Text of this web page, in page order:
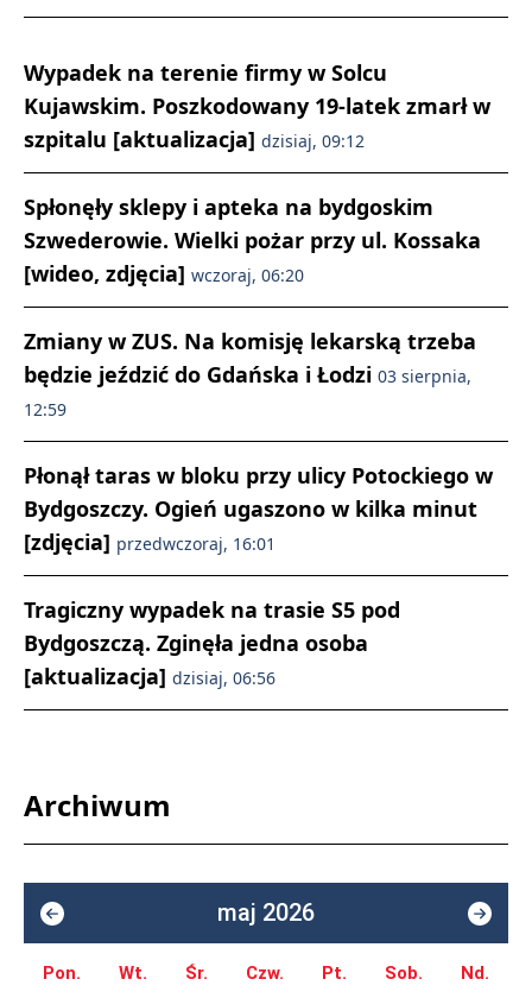
Wypadek na terenie firmy w Solcu
Kujawskim. Poszkodowany 19-latek zmarł w
szpitalu [aktualizacja] dzisiaj, 09:12
Spłonęły sklepy i apteka na bydgoskim
Szwederowie. Wielki pożar przy ul. Kossaka
[wideo, zdjęcia] wczoraj, 06:20
Zmiany w ZUS. Na komisję lekarską trzeba
będzie jeździć do Gdańska i Łodzi 03 sierpnia,
12:59
Płonął taras w bloku przy ulicy Potockiego w
Bydgoszczy. Ogień ugaszono w kilka minut
[zdjęcia] przedwczoraj, 16:01
Tragiczny wypadek na trasie S5 pod
Bydgoszczą. Zginęła jedna osoba
[aktualizacja] dzisiaj, 06:56
Archiwum
maj 2026
Pon. Wt. Śr. Czw. Pt. Sob. Nd.